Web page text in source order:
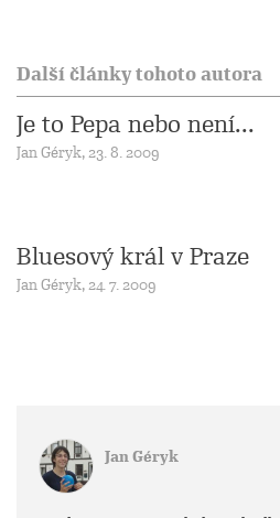
Další články tohoto autora
Je to Pepa nebo není...
Jan Géryk, 23. 8. 2009
Bluesový král v Praze
Jan Géryk, 24. 7. 2009
Jan Géryk